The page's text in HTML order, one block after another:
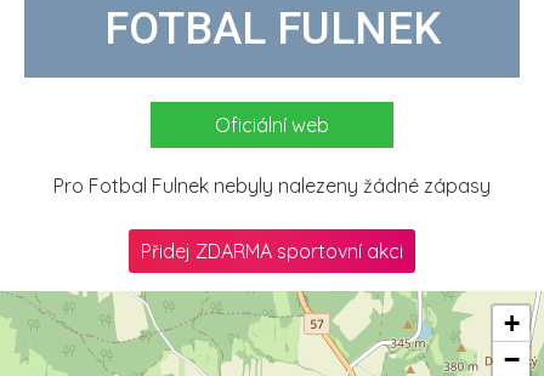
FOTBAL FULNEK
Oficiální web
Pro Fotbal Fulnek nebyly nalezeny žádné zápasy
Přidej ZDARMA sportovní akci
+
−